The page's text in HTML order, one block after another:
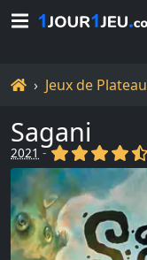
Accueil
Jeux de Plateau
Sagani
2021 - (x) (x) (x) (x)